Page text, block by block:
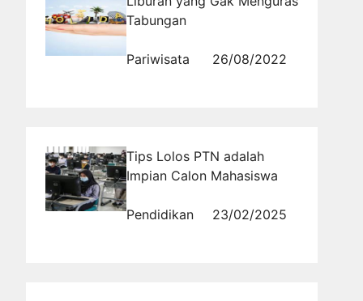
Tabungan
Pariwisata 26/08/2022
Tips Lolos PTN adalah
Impian Calon Mahasiswa
Pendidikan 23/02/2025